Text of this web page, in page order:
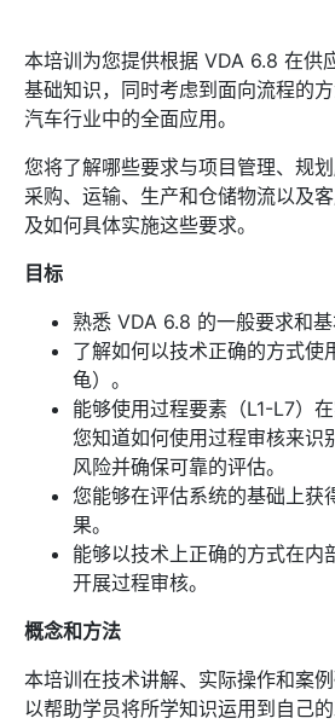
本培训为您提供根据 VDA 6.8 在供
基础知识，同时考虑到面向流程的
汽车行业中的全面应用。
您将了解哪些要求与项目管理、规
采购、运输、生产和仓储物流以及
及如何具体实施这些要求。
目标
熟悉 VDA 6.8 的一般要求和基
了解如何以技术正确的方式使
龟）。
能够使用过程要素（L1-L7）
您知道如何使用过程审核来识
风险并确保可靠的评估。
您能够在评估系统的基础上获
果。
能够以技术上正确的方式在内
开展过程审核。
概念和方法
本培训在技术讲解、实际操作和案例
以帮助学员将所学知识运用到自己